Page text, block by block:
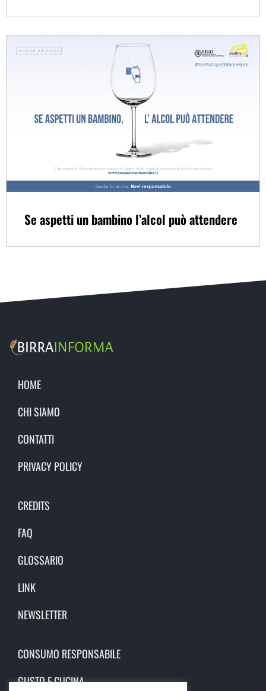
Se aspetti un bambino l’alcol può attendere
HOME
CHI SIAMO
CONTATTI
PRIVACY POLICY
CREDITS
FAQ
GLOSSARIO
LINK
NEWSLETTER
CONSUMO RESPONSABILE
GUSTO E CUCINA